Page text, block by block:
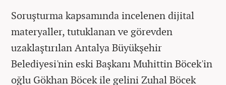
Soruşturma kapsamında incelenen dijital
materyaller, tutuklanan ve görevden
uzaklaştırılan Antalya Büyükşehir
Belediyesi'nin eski Başkanı Muhittin Böcek'in
oğlu Gökhan Böcek ile gelini Zuhal Böcek